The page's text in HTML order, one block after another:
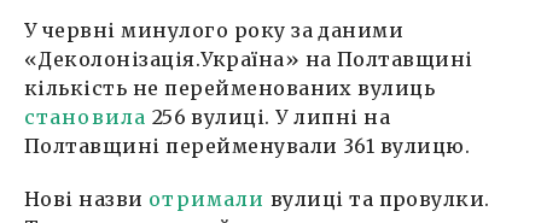
У червні минулого року за даними
«Деколонізація.Україна» на Полтавщині
кількість не перейменованих вулиць
становила 256 вулиці. У липні на
Полтавщині перейменували 361 вулицю.
Нові назви отримали вулиці та провулки.